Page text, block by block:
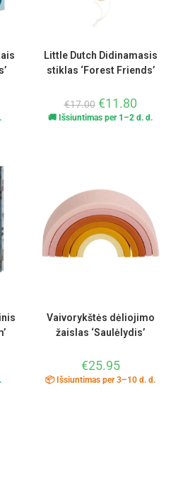
Little Dutch Didinamasis
stiklas ‘Forest Friends’
€17.00 €11.80
🚚 Išsiuntimas per 1–2 d. d.
Vaivorykštės dėliojimo
žaislas ‘Saulėlydis’
€25.95
📦 Išsiuntimas per 3–10 d. d.